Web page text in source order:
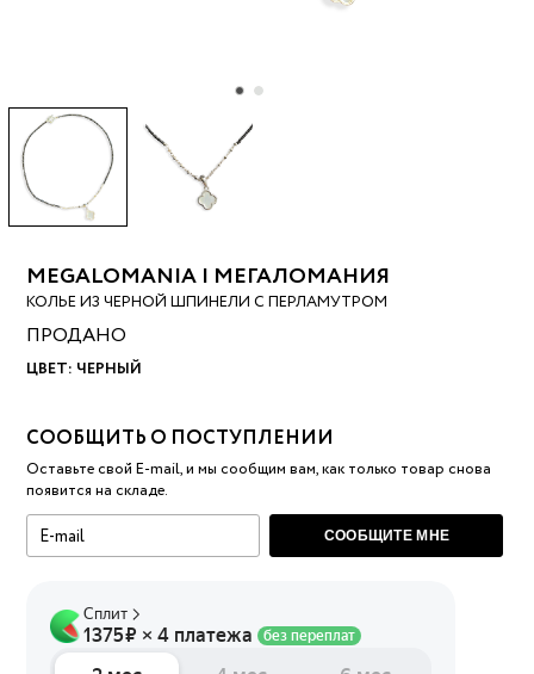
MEGALOMANIA | МЕГАЛОМАНИЯ
КОЛЬЕ ИЗ ЧЕРНОЙ ШПИНЕЛИ С ПЕРЛАМУТРОМ
ПРОДАНО
ЦВЕТ: ЧЕРНЫЙ
СООБЩИТЬ О ПОСТУПЛЕНИИ
Оставьте свой E-mail, и мы сообщим вам, как только товар снова
появится на складе.
СООБЩИТЕ МНЕ